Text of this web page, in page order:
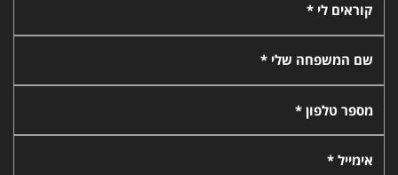
קוראים לי *
שם המשפחה שלי *
מספר טלפון *
אימייל *